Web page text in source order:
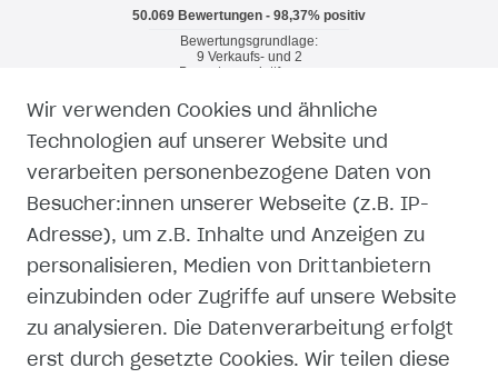
RECHTLICHES
WIDERRUFSRECHT
WIDERRUFSFORMULAR
IMPRESSUM
DATENSCHUTZERKLÄRUNG
Wir verwenden Cookies und ähnliche
Technologien auf unserer Website und
verarbeiten personenbezogene Daten von
Besucher:innen unserer Webseite (z.B. IP-
Adresse), um z.B. Inhalte und Anzeigen zu
personalisieren, Medien von Drittanbietern
einzubinden oder Zugriffe auf unsere Website
zu analysieren. Die Datenverarbeitung erfolgt
erst durch gesetzte Cookies. Wir teilen diese